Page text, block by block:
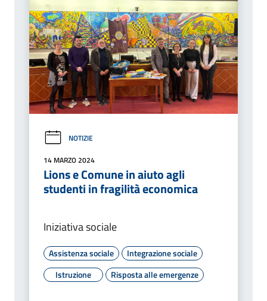
NOTIZIE
14 MARZO 2024
Lions e Comune in aiuto agli
studenti in fragilità economica
Iniziativa sociale
Assistenza sociale
Integrazione sociale
Istruzione
Risposta alle emergenze